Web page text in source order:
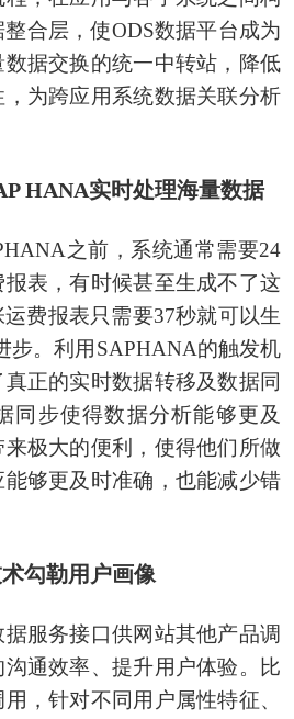
合层，使ODS数据平台成为
据交换的统一中转站，降低
为跨应用系统数据关联分析
HANA实时处理海量数据
之前，系统通常需要24
表，有时候甚至生成不了这
费报表只需要37秒就可以生
步。利用SAPHANA的触发机
正的实时数据转移及数据同
同步使得数据分析能够更及
极大的便利，使得他们所做
够更及时准确，也能减少错
勾勒用户画像
服务接口供网站其他产品调
通效率、提升用户体验。比
，针对不同用户属性特征、